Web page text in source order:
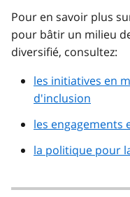
Pour en savoir plus
pour bâtir un milieu
diversifié, consultez:
les initiatives en
d'inclusion
les engagements
la politique pour